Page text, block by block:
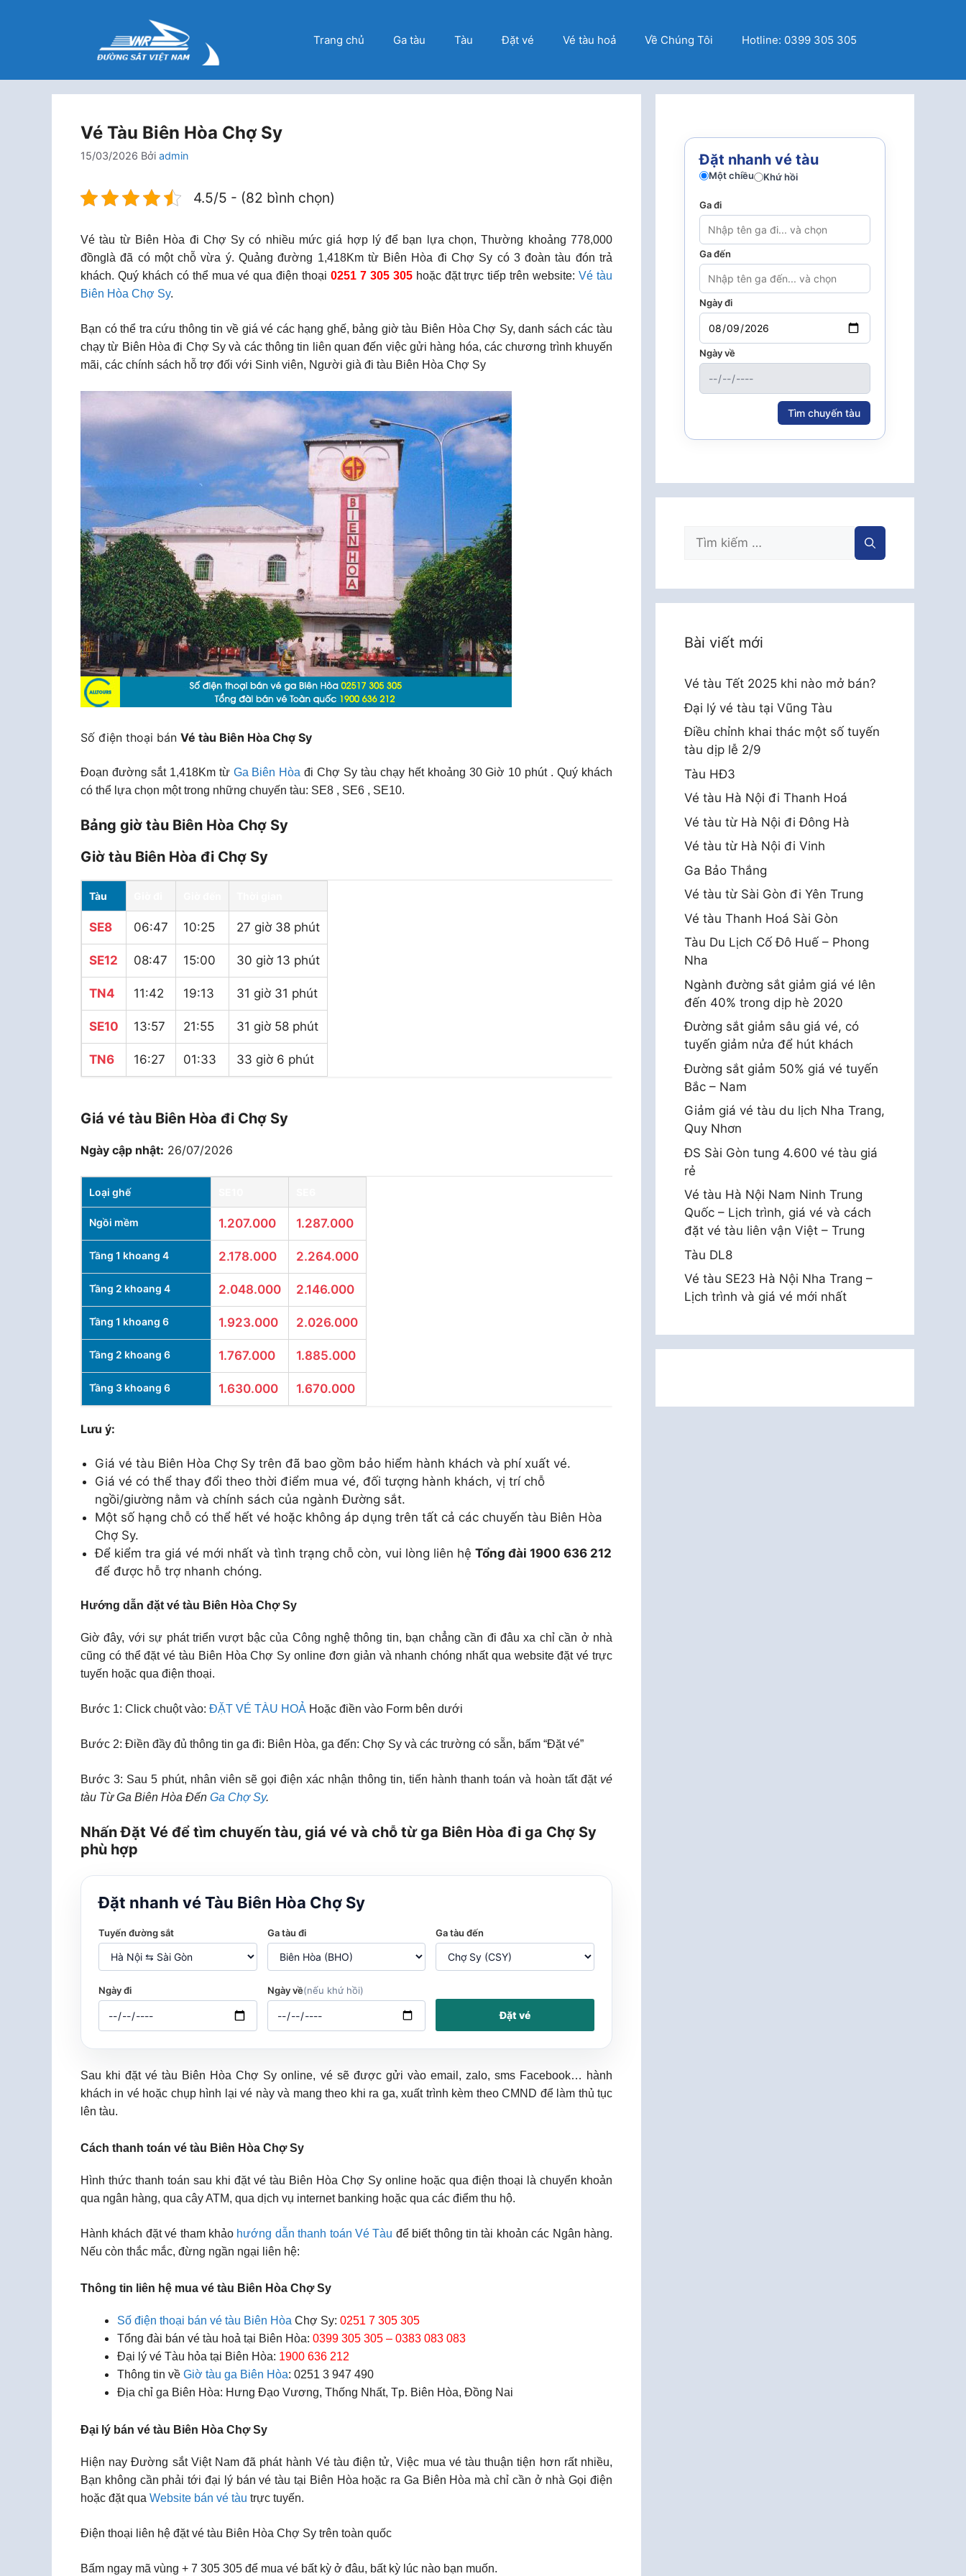
Trang chủ Ga tàu Tàu Đặt vé Vé tàu hoả Về Chúng Tôi Hotline: 0399 305 305
Vé Tàu Biên Hòa Chợ Sy
15/03/2026 Bởi admin
4.5/5 - (82 bình chọn)
Vé tàu từ Biên Hòa đi Chợ Sy có nhiều mức giá hợp lý để bạn lựa chọn, Thường khoảng 778,000
đồnglà đã có một chỗ vừa ý. Quảng đường 1,418Km từ Biên Hòa đi Chợ Sy có 3 đoàn tàu đón trả
khách. Quý khách có thể mua vé qua điện thoại0251 7 305 305hoặc đặt trực tiếp trên website:Vé tàu
Biên Hòa Chợ Sy.
Bạn có thể tra cứu thông tin về giá vé các hạng ghế, bảng giờ tàu Biên Hòa Chợ Sy, danh sách các tàu
chạy từ Biên Hòa đi Chợ Sy và các thông tin liên quan đến việc gửi hàng hóa, các chương trình khuyến
mãi, các chính sách hỗ trợ đối với Sinh viên, Người già đi tàu Biên Hòa Chợ Sy
Số điện thoại bán Vé tàu Biên Hòa Chợ Sy
Đoạn đường sắt 1,418Km từ Ga Biên Hòa đi Chợ Sy tàu chạy hết khoảng 30 Giờ 10 phút . Quý khách
có thể lựa chọn một trong những chuyến tàu: SE8 , SE6 , SE10.
Bảng giờ tàu Biên Hòa Chợ Sy
Giờ tàu Biên Hòa đi Chợ Sy
Tàu
SE8 06:47 10:25 27 giờ 38 phút
SE12 08:47 15:00 30 giờ 13 phút
TN4 11:42 19:13 31 giờ 31 phút
SE10 13:57 21:55 31 giờ 58 phút
TN6 16:27 01:33 33 giờ 6 phút
Giá vé tàu Biên Hòa đi Chợ Sy
Ngày cập nhật: 26/07/2026
Loại ghế
Ngồi mềm 1.207.000 1.287.000
Tầng 1 khoang 4 2.178.000 2.264.000
Tầng 2 khoang 4 2.048.000 2.146.000
Tầng 1 khoang 6 1.923.000 2.026.000
Tầng 2 khoang 6 1.767.000 1.885.000
Tầng 3 khoang 6 1.630.000 1.670.000
Lưu ý:
Giá vé tàu Biên Hòa Chợ Sy trên đã bao gồm bảo hiểm hành khách và phí xuất vé.
Giá vé có thể thay đổi theo thời điểm mua vé, đối tượng hành khách, vị trí chỗ
ngồi/giường nằm và chính sách của ngành Đường sắt.
Một số hạng chỗ có thể hết vé hoặc không áp dụng trên tất cả các chuyến tàu Biên Hòa
Chợ Sy.
Để kiểm tra giá vé mới nhất và tình trạng chỗ còn, vui lòng liên hệ Tổng đài 1900 636 212
để được hỗ trợ nhanh chóng.
Hướng dẫn đặt vé tàu Biên Hòa Chợ Sy
Giờ đây, với sự phát triển vượt bậc của Công nghệ thông tin, bạn chẳng cần đi đâu xa chỉ cần ở nhà
cũng có thể đặt vé tàu Biên Hòa Chợ Sy online đơn giản và nhanh chóng nhất qua website đặt vé trực
tuyến hoặc qua điện thoại.
Bước 1: Click chuột vào: ĐẶT VÉ TÀU HOẢ Hoặc điền vào Form bên dưới
Bước 2: Điền đầy đủ thông tin ga đi: Biên Hòa, ga đến: Chợ Sy và các trường có sẵn, bấm “Đặt vé”
Bước 3: Sau 5 phút, nhân viên sẽ gọi điện xác nhận thông tin, tiến hành thanh toán và hoàn tất đặt vé
tàu Từ Ga Biên Hòa Đến Ga Chợ Sy.
Nhấn Đặt Vé để tìm chuyến tàu, giá vé và chỗ từ ga Biên Hòa đi ga Chợ Sy
phù hợp
Đặt nhanh vé Tàu Biên Hòa Chợ Sy
Tuyến đường sắt Ga tàu đi Ga tàu đến
Ngày đi Ngày về(nếu khứ hồi)
Đặt vé
Sau khi đặt vé tàu Biên Hòa Chợ Sy online, vé sẽ được gửi vào email, zalo, sms Facebook… hành
khách in vé hoặc chụp hình lại vé này và mang theo khi ra ga, xuất trình kèm theo CMND để làm thủ tục
lên tàu.
Cách thanh toán vé tàu Biên Hòa Chợ Sy
Hình thức thanh toán sau khi đặt vé tàu Biên Hòa Chợ Sy online hoặc qua điện thoại là chuyển khoản
qua ngân hàng, qua cây ATM, qua dịch vụ internet banking hoặc qua các điểm thu hộ.
Hành khách đặt vé tham khảo hướng dẫn thanh toán Vé Tàu để biết thông tin tài khoản các Ngân hàng.
Nếu còn thắc mắc, đừng ngần ngại liên hệ:
Thông tin liên hệ mua vé tàu Biên Hòa Chợ Sy
Số điện thoại bán vé tàu Biên Hòa Chợ Sy: 0251 7 305 305
Tổng đài bán vé tàu hoả tại Biên Hòa: 0399 305 305 – 0383 083 083
Đại lý vé Tàu hỏa tại Biên Hòa: 1900 636 212
Thông tin về Giờ tàu ga Biên Hòa: 0251 3 947 490
Địa chỉ ga Biên Hòa: Hưng Đạo Vương, Thống Nhất, Tp. Biên Hòa, Đồng Nai
Đại lý bán vé tàu Biên Hòa Chợ Sy
Hiện nay Đường sắt Việt Nam đã phát hành Vé tàu điện tử, Việc mua vé tàu thuận tiện hơn rất nhiều,
Bạn không cần phải tới đại lý bán vé tàu tại Biên Hòa hoặc ra Ga Biên Hòa mà chỉ cần ở nhà Gọi điện
hoặc đặt qua Website bán vé tàu trực tuyến.
Điện thoại liên hệ đặt vé tàu Biên Hòa Chợ Sy trên toàn quốc
Bấm ngay mã vùng + 7 305 305 để mua vé bất kỳ ở đâu, bất kỳ lúc nào bạn muốn.
Đặt nhanh vé tàu
Một chiều Khứ hồi
Ga đi
Ga đến
Ngày đi
Ngày về
Tìm chuyến tàu
Tìm
Bài viết mới
Vé tàu Tết 2025 khi nào mở bán?
Đại lý vé tàu tại Vũng Tàu
Điều chỉnh khai thác một số tuyến
tàu dịp lễ 2/9
Tàu HĐ3
Vé tàu Hà Nội đi Thanh Hoá
Vé tàu từ Hà Nội đi Đông Hà
Vé tàu từ Hà Nội đi Vinh
Ga Bảo Thắng
Vé tàu từ Sài Gòn đi Yên Trung
Vé tàu Thanh Hoá Sài Gòn
Tàu Du Lịch Cố Đô Huế – Phong
Nha
Ngành đường sắt giảm giá vé lên
đến 40% trong dịp hè 2020
Đường sắt giảm sâu giá vé, có
tuyến giảm nửa để hút khách
Đường sắt giảm 50% giá vé tuyến
Bắc – Nam
Giảm giá vé tàu du lịch Nha Trang,
Quy Nhơn
ĐS Sài Gòn tung 4.600 vé tàu giá
rẻ
Vé tàu Hà Nội Nam Ninh Trung
Quốc – Lịch trình, giá vé và cách
đặt vé tàu liên vận Việt – Trung
Tàu DL8
Vé tàu SE23 Hà Nội Nha Trang –
Lịch trình và giá vé mới nhất